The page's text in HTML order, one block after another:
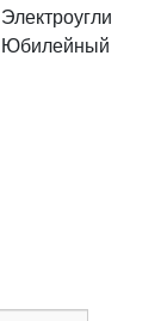
Электроугли
Юбилейный